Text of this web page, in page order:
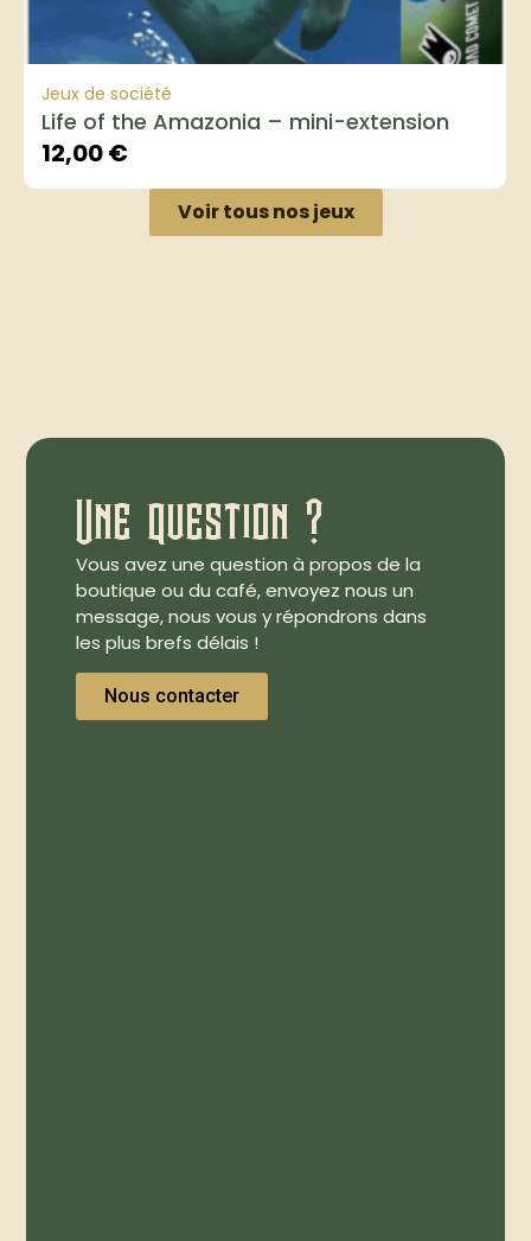
Jeux de société
Life of the Amazonia – mini-extension
12,00€
Voir tous nos jeux
Une question ?
Vous avez une question à propos de la
boutique ou du café, envoyez nous un
message, nous vous y répondrons dans
les plus brefs délais !
Nous contacter